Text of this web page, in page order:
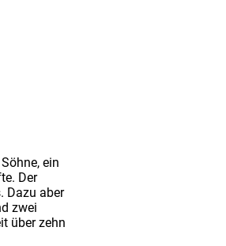
ein
Der
Dazu aber
zwei
über zehn